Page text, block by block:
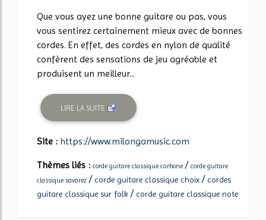
Que vous ayez une bonne guitare ou pas, vous
vous sentirez certainement mieux avec de bonnes
cordes. En effet, des cordes en nylon de qualité
confèrent des sensations de jeu agréable et
produisent un meilleur...
LIRE LA SUITE
Site : https://www.milongamusic.com
Thèmes liés : corde guitare classique carbone / corde guitare
classique savarez /corde guitare classique choix /cordes
guitare classique sur folk /corde guitare classique note